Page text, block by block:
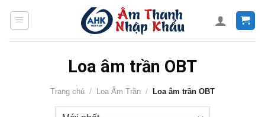
Loa âm trần OBT
Trang chủ / Loa Âm Trần / Loa âm trần OBT